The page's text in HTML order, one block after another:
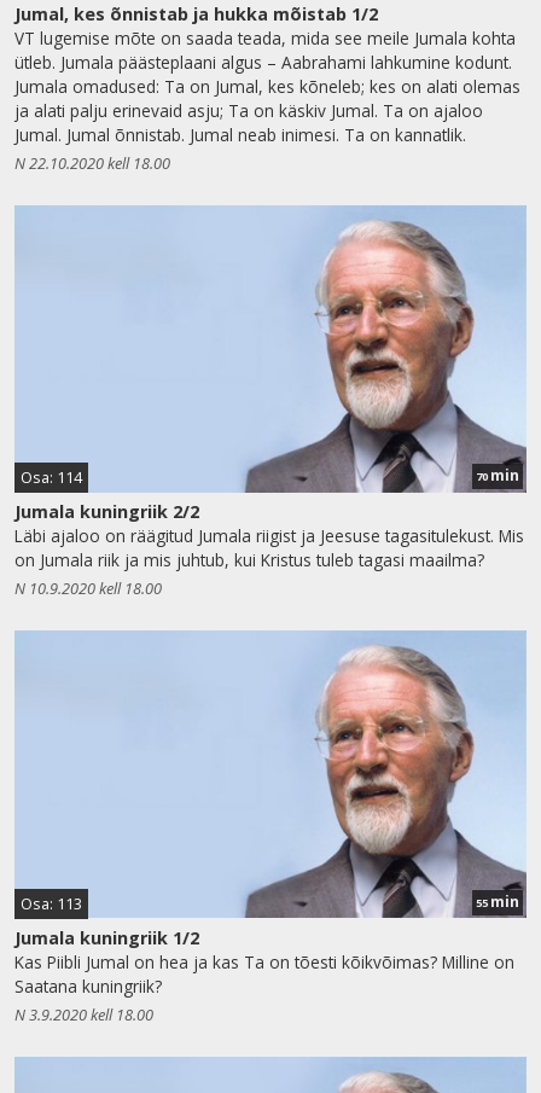
Jumal, kes õnnistab ja hukka mõistab 1/2
VT lugemise mõte on saada teada, mida see meile Jumala kohta
ütleb. Jumala päästeplaani algus – Aabrahami lahkumine kodunt.
Jumala omadused: Ta on Jumal, kes kõneleb; kes on alati olemas
ja alati palju erinevaid asju; Ta on käskiv Jumal. Ta on ajaloo
Jumal. Jumal õnnistab. Jumal neab inimesi. Ta on kannatlik.
N 22.10.2020 kell 18.00
Osa: 114 70 min
Jumala kuningriik 2/2
Läbi ajaloo on räägitud Jumala riigist ja Jeesuse tagasitulekust. Mis
on Jumala riik ja mis juhtub, kui Kristus tuleb tagasi maailma?
N 10.9.2020 kell 18.00
Osa: 113 55 min
Jumala kuningriik 1/2
Kas Piibli Jumal on hea ja kas Ta on tõesti kõikvõimas? Milline on
Saatana kuningriik?
N 3.9.2020 kell 18.00